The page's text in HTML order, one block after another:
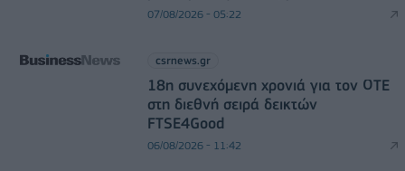
07/08/2026 - 05:22
csrnews.gr
18η συνεχόμενη χρονιά για τον ΟΤΕ
στη διεθνή σειρά δεικτών
FTSE4Good
06/08/2026 - 11:42